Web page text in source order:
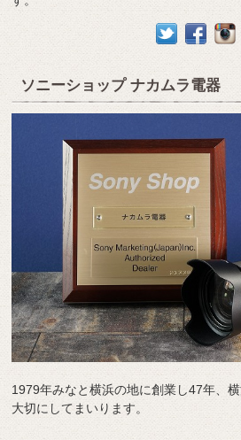
ソニーショップ ナカムラ電器
1979年みなと横浜の地に創業し47年、
大切にしてまいります。